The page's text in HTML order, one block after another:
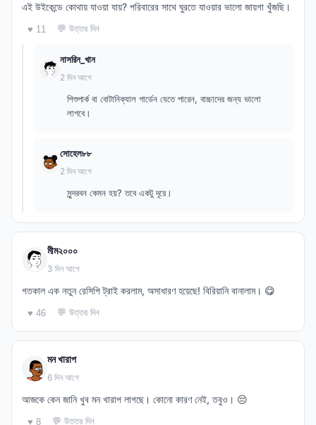
এই উইকেন্ডে কোথায় যাওয়া যায়? পরিবারের সাথে ঘুরতে যাওয়ার ভালো জায়গা খুঁজছি।
♥ 11 💬 উত্তর দিন
নাসরিন_খান
2 দিন আগে
শিশুপার্ক বা বোটানিক্যাল গার্ডেন যেতে পারেন, বাচ্চাদের জন্য ভালো
লাগবে।
সোহেল৮৮
2 দিন আগে
সুন্দরবন কেমন হয়? তবে একটু দূরে।
মীম২০০০
3 দিন আগে
গতকাল এক নতুন রেসিপি ট্রাই করলাম, অসাধারণ হয়েছে! বিরিয়ানি বানালাম। 😋
♥ 46 💬 উত্তর দিন
মন খারাপ
6 দিন আগে
আজকে কেন জানি খুব মন খারাপ লাগছে। কোনো কারণ নেই, তবুও। 😔
♥ 8 💬 উত্তর দিন